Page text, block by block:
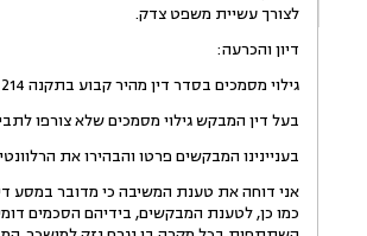
לצורך עשיית משפט צדק.
דיון והכרעה:
גילוי מסמכים בסדר דין מהיר קבוע בתקנה 214 ח' לתקנות סדר הדין האזרחי, תשמ"ד – 1984.
בעל דין המבקש גילוי מסמכים שלא צורפו
בעניינינו המבקשים פרטו והבהירו את
אני דוחה את טענת המשיבה כי מדובר במסע
כמו כן, לטענת המבקשים, בידיהם הסכמים